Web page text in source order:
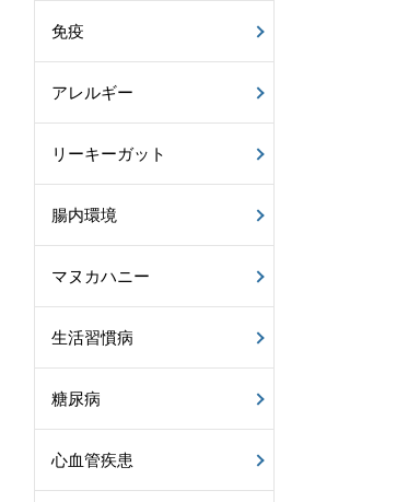
免疫
アレルギー
リーキーガット
腸内環境
マヌカハニー
生活習慣病
糖尿病
心血管疾患